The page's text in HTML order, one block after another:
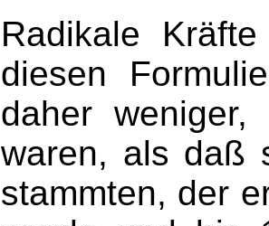
Radikale
diesen
daher
waren, als daß
stammten, der